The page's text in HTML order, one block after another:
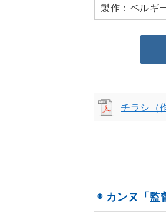
製作：ベルギ
チラシ（
◉ カンヌ「監